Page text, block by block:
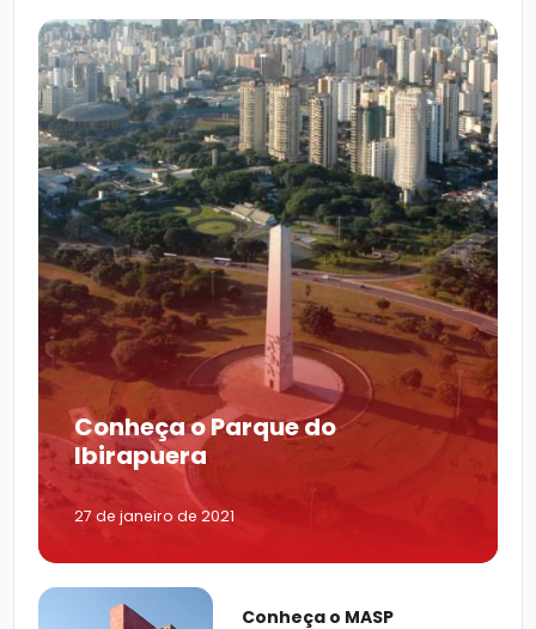
Conheça o Parque do
Ibirapuera
27 de janeiro de 2021
Conheça o MASP